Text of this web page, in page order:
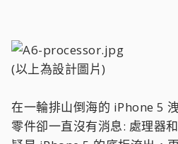
(以上為設計圖片)
在一輪排山倒海的 iPhone 5
零件卻一直沒有消息: 處理器